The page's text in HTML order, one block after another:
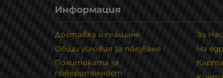
Информация
Доставка и плащане
Общи условия за ползване
Политиката за
поверителност
За Нас
На